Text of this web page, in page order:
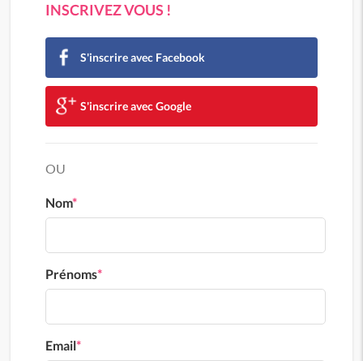
INSCRIVEZ VOUS !
S'inscrire avec Facebook
S'inscrire avec Google
OU
Nom*
Prénoms*
Email*